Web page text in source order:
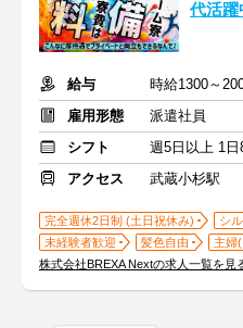
代活
給与
時給1300～
雇用形態
派遣社員
シフト
週5日以上 1
アクセス
武蔵小杉駅
完全週休2日制 (土日祝休み)
シ
未経験者歓迎
髪色自由
主婦
株式会社BREXA Nextの求人一覧を見